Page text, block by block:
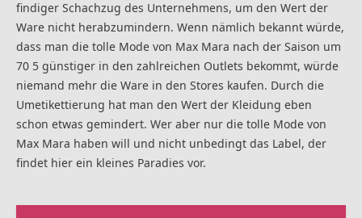
findiger Schachzug des Unternehmens, um den Wert der
Ware nicht herabzumindern. Wenn nämlich bekannt würde,
dass man die tolle Mode von Max Mara nach der Saison um
70 5 günstiger in den zahlreichen Outlets bekommt, würde
niemand mehr die Ware in den Stores kaufen. Durch die
Umetikettierung hat man den Wert der Kleidung eben
schon etwas gemindert. Wer aber nur die tolle Mode von
Max Mara haben will und nicht unbedingt das Label, der
findet hier ein kleines Paradies vor.